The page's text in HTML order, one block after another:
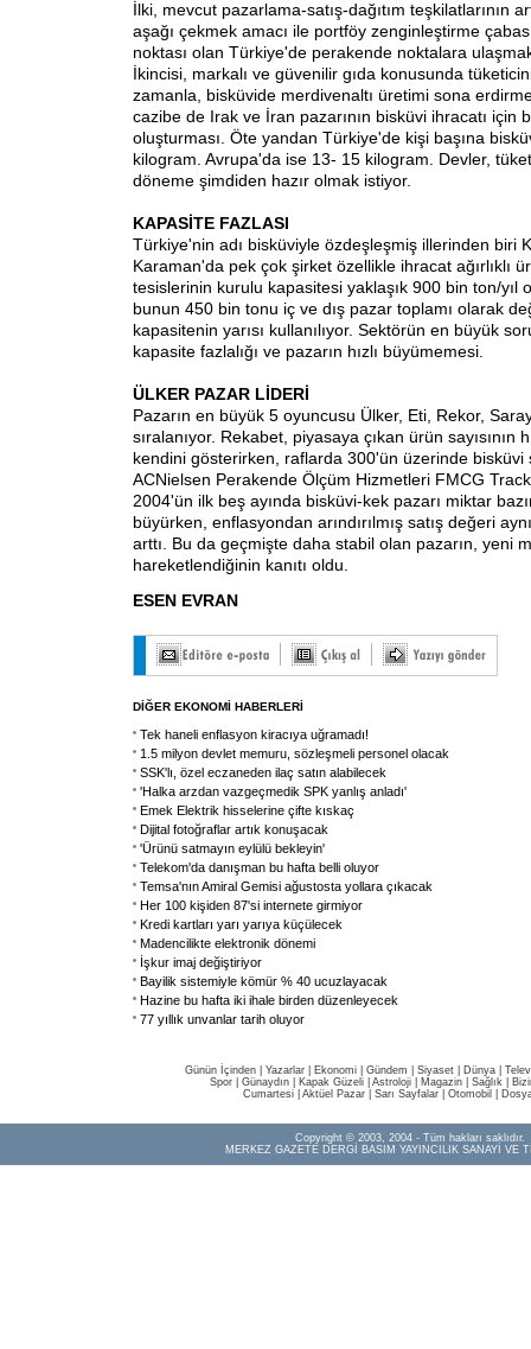
İlki, mevcut pazarlama-satış-dağıtım teşkilatlarının
aşağı çekmek amacı ile portföy zenginleştirme
noktası olan Türkiye'de perakende noktalara
İkincisi, markalı ve güvenilir gıda konusunda
zamanla, bisküvide merdivenaltı üretimi sona
cazibe de Irak ve İran pazarının bisküvi ihracatı için
oluşturması. Öte yandan Türkiye'de kişi başına
kilogram. Avrupa'da ise 13- 15 kilogram. Devler,
döneme şimdiden hazır olmak istiyor.
KAPASİTE FAZLASI
Türkiye'nin adı bisküviyle özdeşleşmiş illerinden biri
Karaman'da pek çok şirket özellikle ihracat ağırlıklı
tesislerinin kurulu kapasitesi yaklaşık 900 bin ton/yıl
bunun 450 bin tonu iç ve dış pazar toplamı olarak
kapasitenin yarısı kullanılıyor. Sektörün en büyük
kapasite fazlalığı ve pazarın hızlı büyümemesi.
ÜLKER PAZAR LİDERİ
Pazarın en büyük 5 oyuncusu Ülker, Eti, Rekor,
sıralanıyor. Rekabet, piyasaya çıkan ürün sayısının
kendini gösterirken, raflarda 300'ün üzerinde bisküvi
ACNielsen Perakende Ölçüm Hizmetleri FMCG
2004'ün ilk beş ayında bisküvi-kek pazarı miktar
büyürken, enflasyondan arındırılmış satış değeri
arttı. Bu da geçmişte daha stabil olan pazarın, yeni
hareketlendiğinin kanıtı oldu.
ESEN EVRAN
DİĞER EKONOMİ HABERLERİ
Tek haneli enflasyon kiracıya uğramadı!
1.5 milyon devlet memuru, sözleşmeli personel olacak
SSK'lı, özel eczaneden ilaç satın alabilecek
'Halka arzdan vazgeçmedik SPK yanlış anladı'
Emek Elektrik hisselerine çifte kıskaç
Dijital fotoğraflar artık konuşacak
'Ürünü satmayın eylülü bekleyin'
Telekom'da danışman bu hafta belli oluyor
Temsa'nın Amiral Gemisi ağustosta yollara çıkacak
Her 100 kişiden 87'si internete girmiyor
Kredi kartları yarı yarıya küçülecek
Madencilikte elektronik dönemi
İşkur imaj değiştiriyor
Bayilik sistemiyle kömür % 40 ucuzlayacak
Hazine bu hafta iki ihale birden düzenleyecek
77 yıllık unvanlar tarih oluyor
Günün İçinden Yazarlar Ekonomi Gündem Siyaset Dünya |
Spor
Günaydın Kapak Güzeli Astroloji Magazin Sağlık
Cumartesi| Aktüel Pazar| Sarı Sayfalar| Otomobil
Copyright © 2003, 2004 - Tüm hakları saklıdır.
MERKEZ GAZETE DERGİ BASIM YAYINCILIK SANAYİ VE